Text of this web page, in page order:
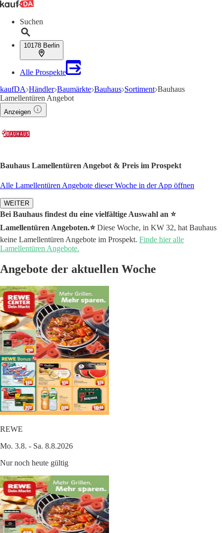
Suchen
10178 Berlin
Alle Prospekte
kaufDA Händler Baumärkte Bauhaus Sortiment Bauhaus
Lamellentüren Angebot
Anzeigen
Bauhaus Lamellentüren Angebot & Preis im Prospekt
Alle Lamellentüren Angebote dieser Woche in der App öffnen
WEITER
Bei Bauhaus findest du eine vielfältige Auswahl an ⭐️
Lamellentüren Angeboten.⭐️Diese Woche, in KW 32, hat Bauhaus
keine Lamellentüren Angebote im Prospekt. Finde hier alle
Lamellentüren Angebote.
Angebote der aktuellen Woche
REWE
Mo. 3.8. - Sa. 8.8.2026
Nur noch heute gültig